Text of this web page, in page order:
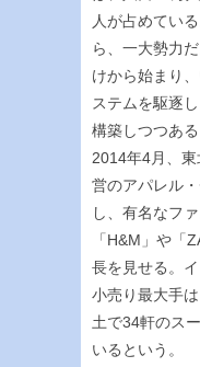
人が占めてい
ら、一大勢力
けから始まり
ステムを駆逐
構築しつつある
2014年4月、
営のアパレル
し、有名なフ
「H&M」や「
長を見せる。
小売り最大手
土で34軒のス
いるという。